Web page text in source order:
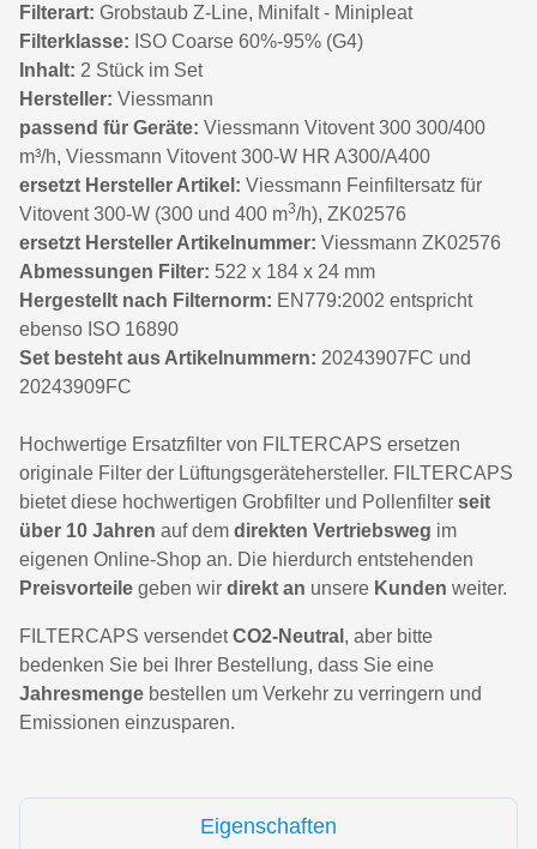
Filterart: Grobstaub Z-Line, Minifalt - Minipleat
Filterklasse: ISO Coarse 60%-95% (G4)
Inhalt: 2 Stück im Set
Hersteller: Viessmann
passend für Geräte: Viessmann Vitovent 300 300/400
m³/h, Viessmann Vitovent 300-W HR A300/A400
ersetzt Hersteller Artikel: Viessmann Feinfiltersatz für
Vitovent 300-W (300 und 400 m3/h), ZK02576
ersetzt Hersteller Artikelnummer: Viessmann ZK02576
Abmessungen Filter: 522 x 184 x 24 mm
Hergestellt nach Filternorm: EN779:2002 entspricht
ebenso ISO 16890
Set besteht aus Artikelnummern: 20243907FC und
20243909FC
Hochwertige Ersatzfilter von FILTERCAPS ersetzen
originale Filter der Lüftungsgerätehersteller. FILTERCAPS
bietet diese hochwertigen Grobfilter und Pollenfilter seit
über 10 Jahren auf dem direkten Vertriebsweg im
eigenen Online-Shop an. Die hierdurch entstehenden
Preisvorteile geben wir direkt an unsere Kunden weiter.
FILTERCAPS versendetCO2-Neutral , aber bitte
bedenken Sie bei Ihrer Bestellung, dass Sie eine
Jahresmenge bestellen um Verkehr zu verringern und
Emissionen einzusparen.
Eigenschaften